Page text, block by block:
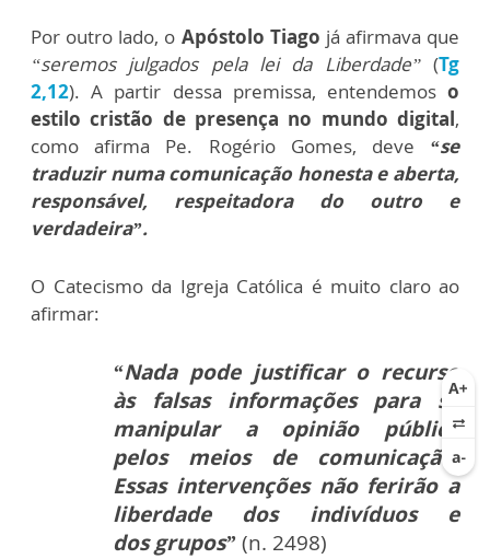
Por outro lado, o Apóstolo Tiago já afirmava que
“seremos julgados pela lei da Liberdade”(Tg
2,12). A partir dessa premissa, entendemos o
estilo cristão de presença no mundo digital,
como afirma Pe. Rogério Gomes, deve
“se
traduzir numa comunicação honesta e aberta,
responsável, respeitadora do outro e
verdadeira”.
O Catecismo da Igreja Católica é muito claro ao
afirmar:
“Nada pode justificar o recurso
às falsas informações para se
manipular a opinião pública
pelos meios de comunicação.
Essas intervenções não ferirão a
liberdade dos indivíduos e
dosgrupos”(n. 2498)